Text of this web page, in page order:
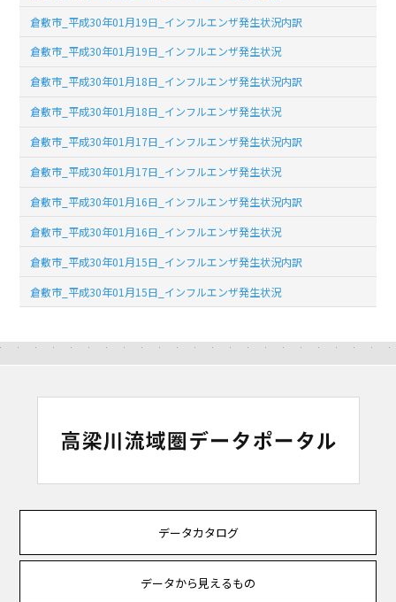
倉敷市_平成30年01月19日_インフルエンザ発生状況内訳
倉敷市_平成30年01月19日_インフルエンザ発生状況
倉敷市_平成30年01月18日_インフルエンザ発生状況内訳
倉敷市_平成30年01月18日_インフルエンザ発生状況
倉敷市_平成30年01月17日_インフルエンザ発生状況内訳
倉敷市_平成30年01月17日_インフルエンザ発生状況
倉敷市_平成30年01月16日_インフルエンザ発生状況内訳
倉敷市_平成30年01月16日_インフルエンザ発生状況
倉敷市_平成30年01月15日_インフルエンザ発生状況内訳
倉敷市_平成30年01月15日_インフルエンザ発生状況
データカタログ
データから見えるもの